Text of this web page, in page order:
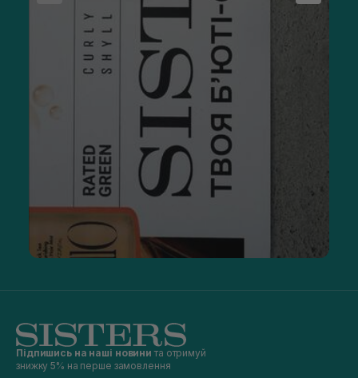
Підпишись на наші новини та отримуй
знижку 5% на перше замовлення